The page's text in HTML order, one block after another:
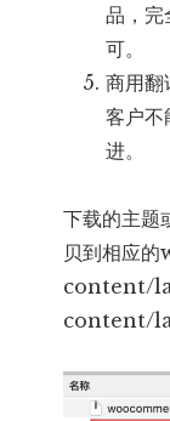
品，完
可。
商用翻
客户不
进。
下载的主题
贝到相应
content/
content/